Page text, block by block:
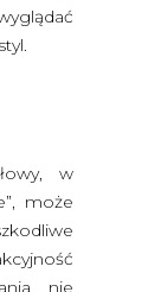
w
może
nie